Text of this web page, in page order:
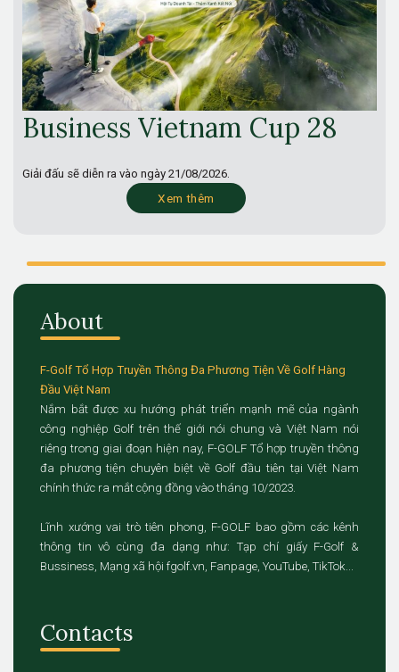
Business Vietnam Cup 28
Giải đấu sẽ diễn ra vào ngày 21/08/2026.
Xem thêm
About
F-Golf Tổ Hợp Truyền Thông Đa Phương Tiện Về Golf Hàng
Đầu Việt Nam
Nắm bắt được xu hướng phát triển mạnh mẽ của ngành
công nghiệp Golf trên thế giới nói chung và Việt Nam nói
riêng trong giai đoạn hiện nay, F-GOLF Tổ hợp truyền thông
đa phương tiện chuyên biệt về Golf đầu tiên tại Việt Nam
chính thức ra mắt cộng đồng vào tháng 10/2023.
Lĩnh xướng vai trò tiên phong, F-GOLF bao gồm các kênh
thông tin vô cùng đa dạng như: Tạp chí giấy F-Golf &
Bussiness, Mạng xã hội fgolf.vn, Fanpage, YouTube, TikTok...
Contacts